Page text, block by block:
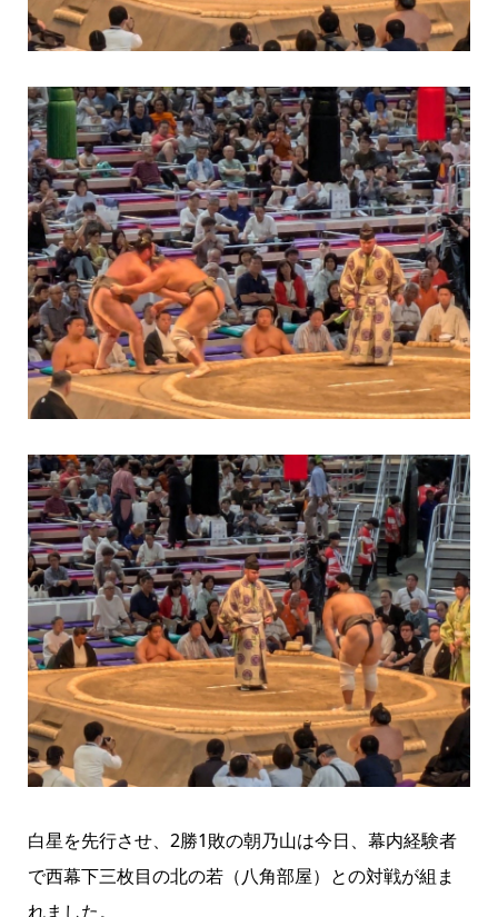
白星を先行させ、2勝1敗の朝乃山は今日、幕内経験者
で西幕下三枚目の北の若（八角部屋）との対戦が組ま
れました。